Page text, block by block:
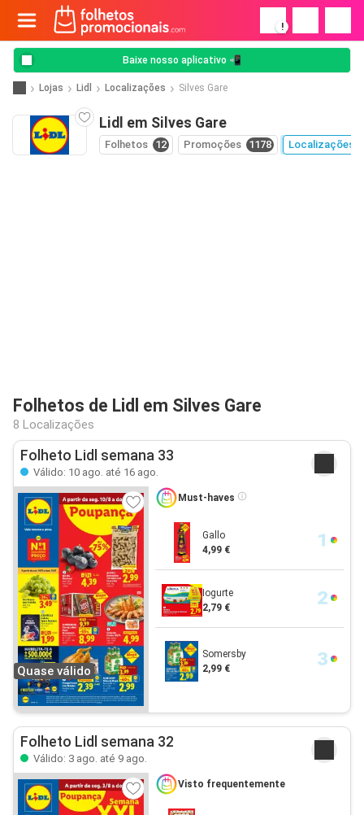
!
Baixe nosso aplicativo 📲
Lojas Lidl Localizações Silves Gare
Lidl em Silves Gare
Folhetos 12 Promoções 1178 Localizações
Folhetos de Lidl em Silves Gare
8 Localizações
Folheto Lidl semana 33
Válido: 10 ago. até 16 ago.
Quase válido
Must-haves
Gallo
4,99 €
Iogurte
2,79 €
Somersby
2,99 €
Folheto Lidl semana 32
Válido: 3 ago. até 9 ago.
Visto frequentemente